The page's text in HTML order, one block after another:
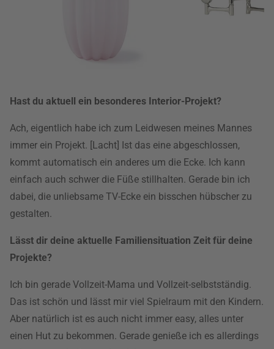
Hast du aktuell ein besonderes Interior-Projekt?
Ach, eigentlich habe ich zum Leidwesen meines Mannes
immer ein Projekt. [Lacht] Ist das eine abgeschlossen,
kommt automatisch ein anderes um die Ecke. Ich kann
einfach auch schwer die Füße stillhalten. Gerade bin ich
dabei, die unliebsame TV-Ecke ein bisschen hübscher zu
gestalten.
Lässt dir deine aktuelle Familiensituation Zeit für deine
Projekte?
Ich bin gerade Vollzeit-Mama und Vollzeit-selbstständig.
Das ist schön und lässt mir viel Spielraum mit den Kindern.
Aber natürlich ist es auch nicht immer easy, alles unter
einen Hut zu bekommen. Gerade genieße ich es allerdings